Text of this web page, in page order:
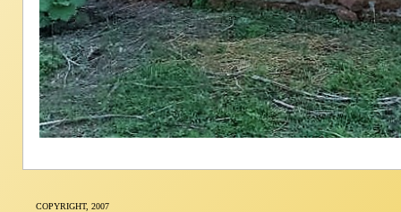
COPYRIGHT, 2007